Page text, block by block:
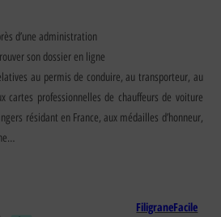
d’une administration
son dossier en ligne
au permis de conduire, au transporteur, au
cartes professionnelles de chauffeurs de voiture
résidant en France, aux médailles d’honneur,
FiligraneFacile